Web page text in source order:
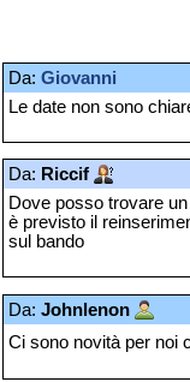
Da: Giovanni
Le date non sono
Da: Riccif
Dove posso trovare
è previsto il
sul bando
Da: Johnlenon
Ci sono novità per noi